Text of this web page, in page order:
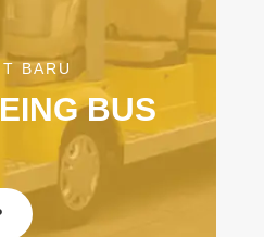
BARU
BUS